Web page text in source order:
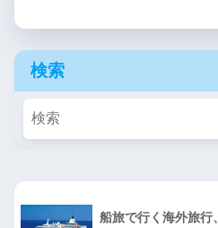
検索
船旅で行く海外旅行